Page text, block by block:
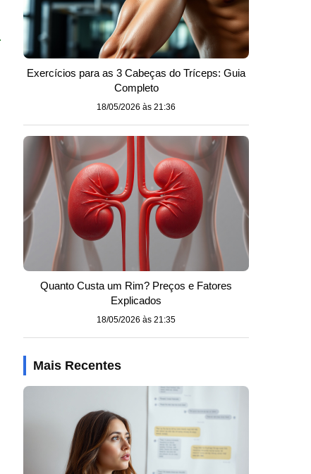
Exercícios para as 3 Cabeças do Tríceps: Guia
Completo
18/05/2026 às 21:36
Quanto Custa um Rim? Preços e Fatores
Explicados
18/05/2026 às 21:35
Mais Recentes